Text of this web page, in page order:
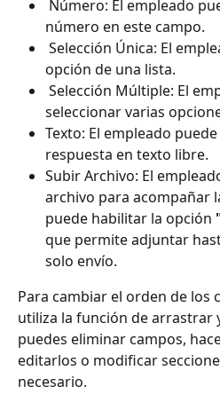
número en este campo.
opción de una lista.
seleccionar varias
Texto: El empleado
respuesta en texto libre.
Subir Archivo: El
archivo para acompañar
puede habilitar la opción
que permite adjuntar
solo envío.
Para cambiar el orden de los
utiliza la función de arrastrar
puedes eliminar campos,
editarlos o modificar
necesario.